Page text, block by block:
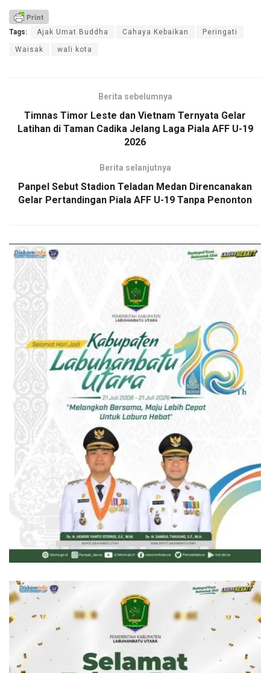
Tags: Ajak Umat Buddha Cahaya Kebaikan Peringati
Waisak wali kota
Berita sebelumnya
Timnas Timor Leste dan Vietnam Ternyata Gelar
Latihan di Taman Cadika Jelang Laga Piala AFF U-19
2026
Berita selanjutnya
Panpel Sebut Stadion Teladan Medan Direncanakan
Gelar Pertandingan Piala AFF U-19 Tanpa Penonton